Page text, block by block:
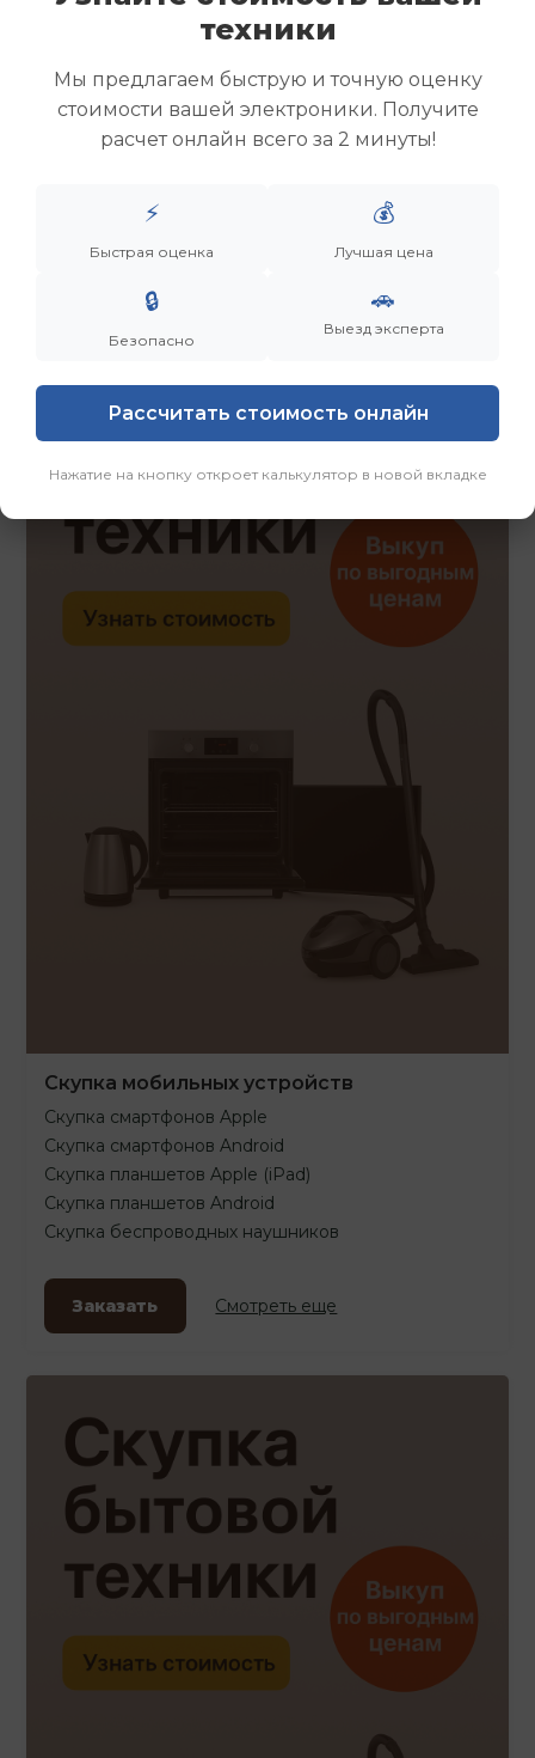
Скупка ноутбуков
Скупка ультрабуков
Скупка игровых ноутбуков
Скупка рабочих ноутбуков
Скупка старых ноутбуков (б/у)
Заказать Смотреть еще
Скупка мобильных устройств
Скупка смартфонов Apple
Скупка смартфонов Android
Скупка планшетов Apple (iPad)
Скупка планшетов Android
Скупка беспроводных наушников
Заказать Смотреть еще
техники
Мы предлагаем быструю и точную оценку
стоимости вашей электроники. Получите
расчет онлайн всего за 2 минуты!
⚡
Быстрая оценка
💰
Лучшая цена
🔒
Безопасно
🚗
Выезд эксперта
Рассчитать стоимость онлайн
Нажатие на кнопку откроет калькулятор в новой вкладке